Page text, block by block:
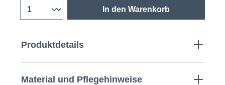
In den Warenkorb
Produktdetails
Material und Pflegehinweise